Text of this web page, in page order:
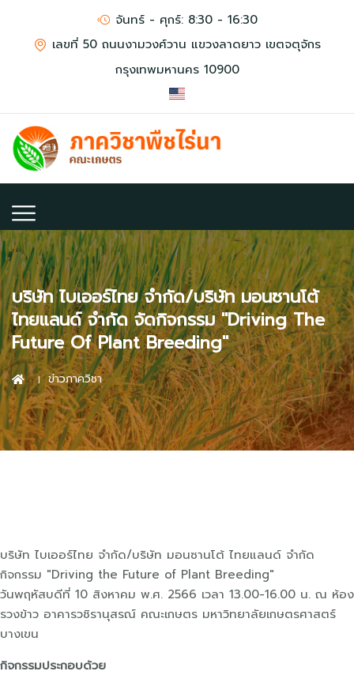
จันทร์ - ศุกร์: 8:30 - 16:30
เลขที่ 50 ถนนงามวงศ์วาน แขวงลาดยาว เขตจตุจักร
กรุงเทพมหานคร 10900
บริษัท ไบเออร์ไทย จำกัด/บริษัท มอนซานโต้
ไทยแลนด์ จำกัด จัดกิจกรรม "Driving The
Future Of Plant Breeding"
ข่าวภาควิชา
บริษัท ไบเออร์ไทย จำกัด/บริษัท มอนซานโต้ ไทยแลนด์ จำกัด
กิจกรรม "Driving the Future of Plant Breeding"
วันพฤหัสบดีที่ 10 สิงหาคม พ.ศ. 2566 เวลา 13.00-16.00 น. ณ ห้อง
รวงข้าว อาคารวชิรานุสรณ์ คณะเกษตร มหาวิทยาลัยเกษตรศาสตร์
บางเขน
กิจกรรมประกอบด้วย